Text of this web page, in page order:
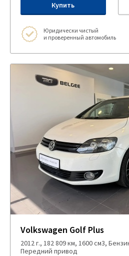
Купить
Юридически чистый
и проверенный автомобиль
Volkswagen Golf Plus
2012 г., 182 809 км, 1600 см3,
Передний привод